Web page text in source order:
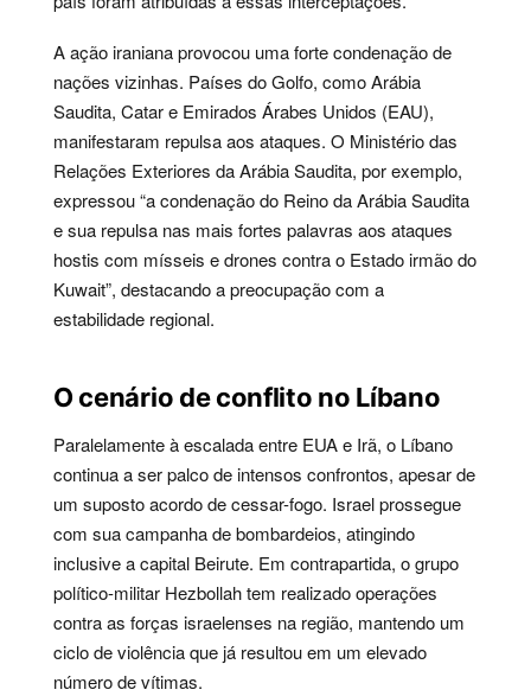
A ação iraniana provocou uma forte condenação de
nações vizinhas. Países do Golfo, como Arábia
Saudita, Catar e Emirados Árabes Unidos (EAU),
manifestaram repulsa aos ataques. O Ministério das
Relações Exteriores da Arábia Saudita, por exemplo,
expressou “a condenação do Reino da Arábia Saudita
e sua repulsa nas mais fortes palavras aos ataques
hostis com mísseis e drones contra o Estado irmão do
Kuwait”, destacando a preocupação com a
estabilidade regional.
O cenário de conflito no Líbano
Paralelamente à escalada entre EUA e Irã, o Líbano
continua a ser palco de intensos confrontos, apesar de
um suposto acordo de cessar-fogo. Israel prossegue
com sua campanha de bombardeios, atingindo
inclusive a capital Beirute. Em contrapartida, o grupo
político-militar Hezbollah tem realizado operações
contra as forças israelenses na região, mantendo um
ciclo de violência que já resultou em um elevado
número de vítimas.